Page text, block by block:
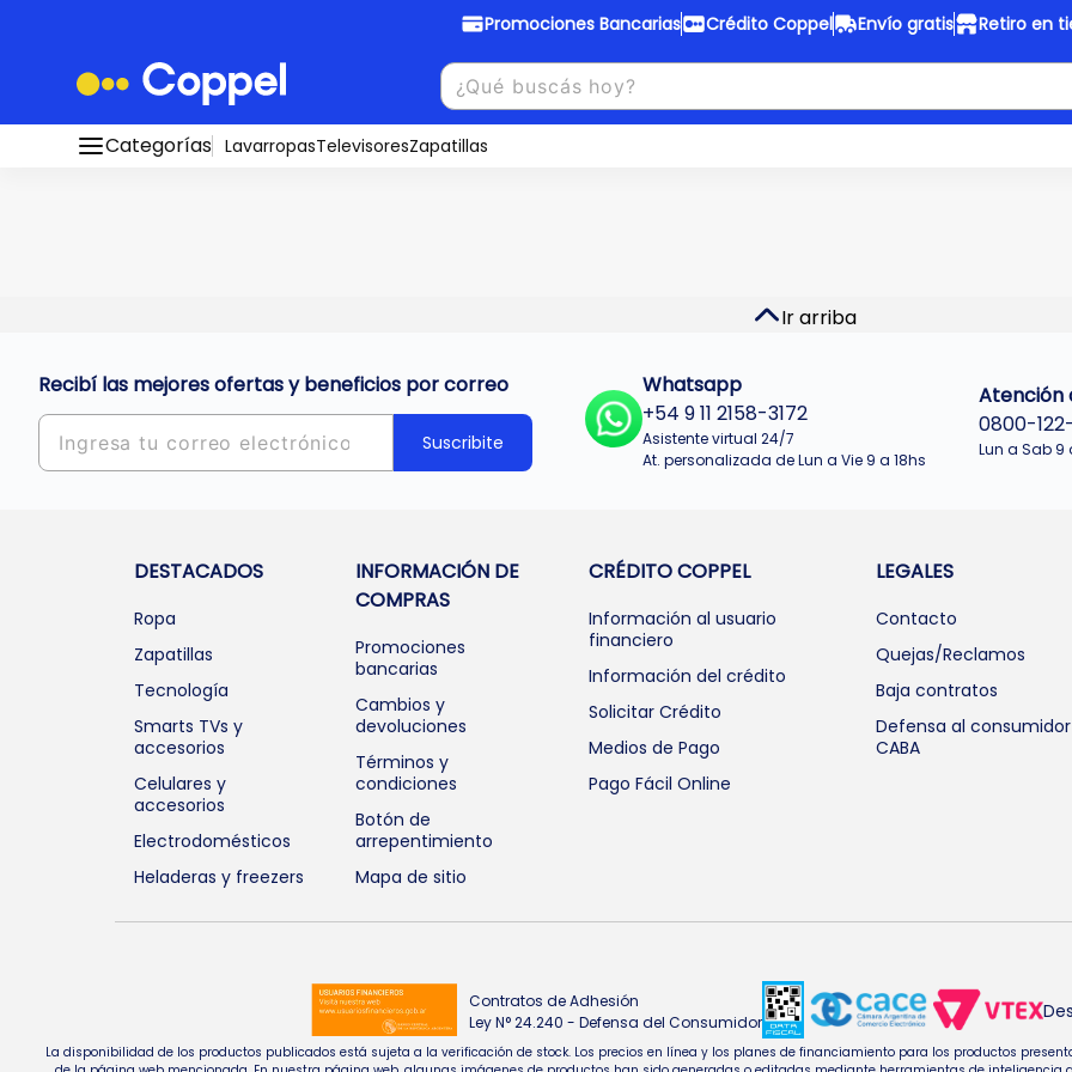
Promociones Bancarias Crédito Coppel Envío gratis Retiro en
Promociones Bancarias
Conocé todos nuestros medios de pago
Crédito Coppel
Hasta
Envío gratis
Categorías LavarropasTelevisoresZapatillas
Ir arriba
Recibí las mejores ofertas y beneficios por correo
Suscribite
Whatsapp
+54 9 11 2158-3172
Asistente virtual 24/7
At. personalizada de Lun a Vie 9 a 18hs
Atención
0800-
Lun a Sab 9
DESTACADOS
Ropa
Zapatillas
Tecnología
Smarts TVs y
accesorios
Celulares y
accesorios
Electrodomésticos
Heladeras y freezers
INFORMACIÓN DE
COMPRAS
Promociones
bancarias
Cambios y
devoluciones
Términos y
condiciones
Botón de
arrepentimiento
Mapa de sitio
CRÉDITO COPPEL
Información al usuario
financiero
Información del crédito
Solicitar Crédito
Medios de Pago
Pago Fácil Online
LEGALES
Contacto
Quejas/Reclamos
Baja contratos
Defensa al consumidor
CABA
Contratos de Adhesión
Ley N° 24.240 - Defensa del Consumidor
La disponibilidad de los productos publicados está sujeta a la verificación de stock. Los precios en línea y los planes de financiamiento para los productos